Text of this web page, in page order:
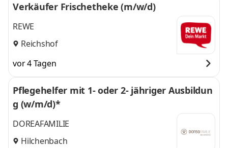
Verkäufer Frischetheke (m/w/d)
REWE
Reichshof
vor 4 Tagen
Pflegehelfer mit 1- oder 2- jähriger Ausbildun
g (w/m/d)*
DOREAFAMILIE
Hilchenbach